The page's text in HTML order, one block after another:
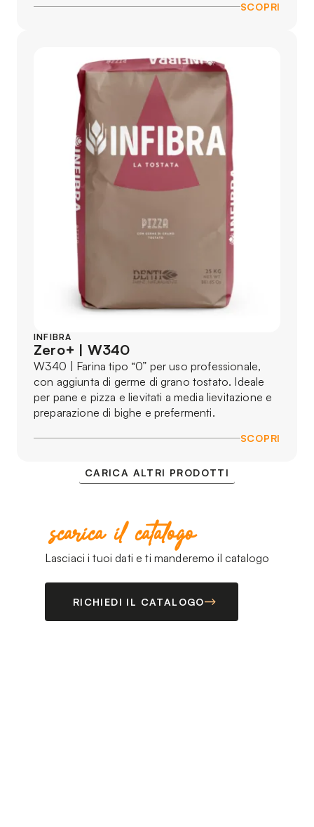
SCOPRI
INFIBRA
Zero+ | W340
W340 | Farina tipo “0” per uso professionale,
con aggiunta di germe di grano tostato. Ideale
per pane e pizza e lievitati a media lievitazione e
preparazione di bighe e prefermenti.
SCOPRI
CARICA ALTRI PRODOTTI
scarica il catalogo
Lasciaci i tuoi dati e ti manderemo il catalogo
RICHIEDI IL CATALOGO